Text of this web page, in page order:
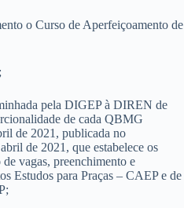
o Curso de Aperfeiçoamento de
pela DIGEP à DIREN de
de cada QBMG
de 2021, publicada no
de 2021, que estabelece os
vagas, preenchimento e
Estudos para Praças – CAEP e de